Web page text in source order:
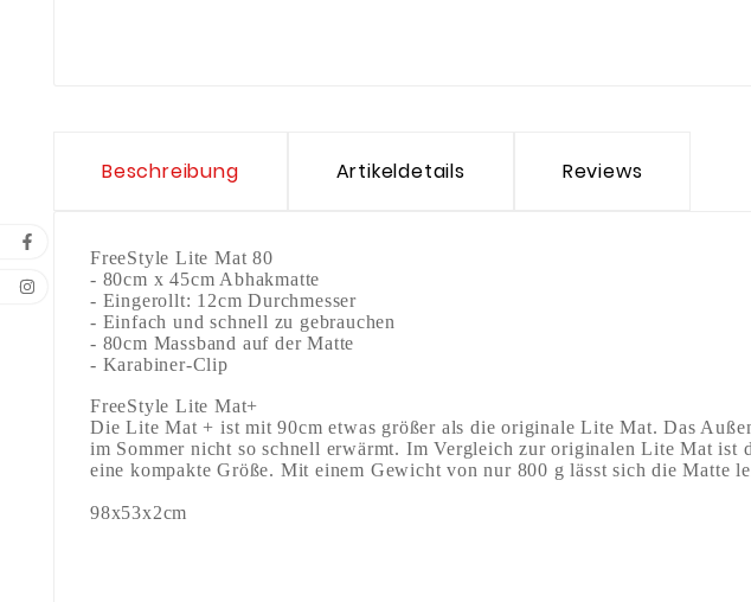
Beschreibung Artikeldetails Reviews
FreeStyle Lite Mat 80
- 80cm x 45cm Abhakmatte
- Eingerollt: 12cm Durchmesser
- Einfach und schnell zu gebrauchen
- 80cm Massband auf der Matte
- Karabiner-Clip
FreeStyle Lite Mat+
Die Lite Mat + ist mit 90cm etwas größer als die originale Lite Mat. Das
im Sommer nicht so schnell erwärmt. Im Vergleich zur originalen Lite Mat
eine kompakte Größe. Mit einem Gewicht von nur 800 g lässt sich die Matte
98x53x2cm